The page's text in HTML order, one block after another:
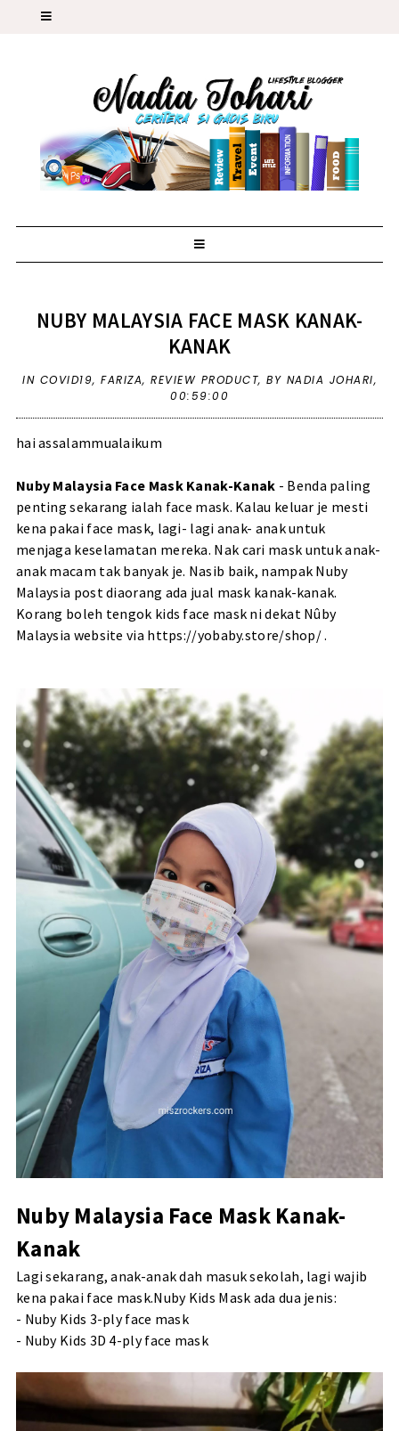
NUBY MALAYSIA FACE MASK KANAK-
KANAK
IN COVID19, FARIZA, REVIEW PRODUCT, BY NADIA JOHARI,
00:59:00
hai assalammualaikum
Nuby Malaysia Face Mask Kanak-Kanak - Benda paling
penting sekarang ialah face mask. Kalau keluar je mesti
kena pakai face mask, lagi- lagi anak- anak untuk
menjaga keselamatan mereka. Nak cari mask untuk anak-
anak macam tak banyak je. Nasib baik, nampak Nuby
Malaysia post diaorang ada jual mask kanak-kanak.
Korang boleh tengok kids face mask ni dekat Nûby
Malaysia website via https://yobaby.store/shop/.
Nuby Malaysia Face Mask Kanak-
Kanak
Lagi sekarang, anak-anak dah masuk sekolah, lagi wajib
kena pakai face mask.Nuby Kids Mask ada dua jenis:
- Nuby Kids 3-ply face mask
- Nuby Kids 3D 4-ply face mask